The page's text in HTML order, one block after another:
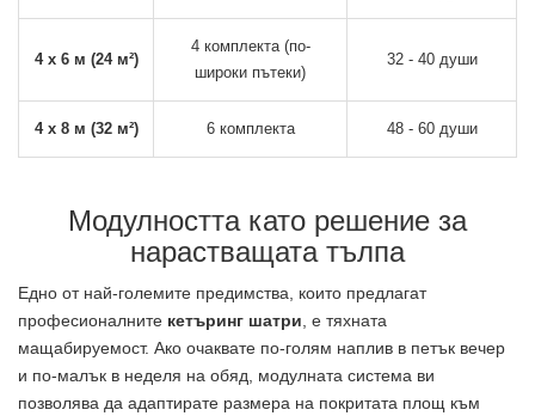
4 x 6 м (24 м²)
4 комплекта (по-
широки пътеки)
32 - 40 души
4 x 8 м (32 м²) 6 комплекта 48 - 60 души
Модулността като решение за
нарастващата тълпа
Едно от най-големите предимства, които предлагат
професионалните кетъринг шатри , е тяхната
мащабируемост. Ако очаквате по-голям наплив в петък вечер
и по-малък в неделя на обяд, модулната система ви
позволява да адаптирате размера на покритата площ към